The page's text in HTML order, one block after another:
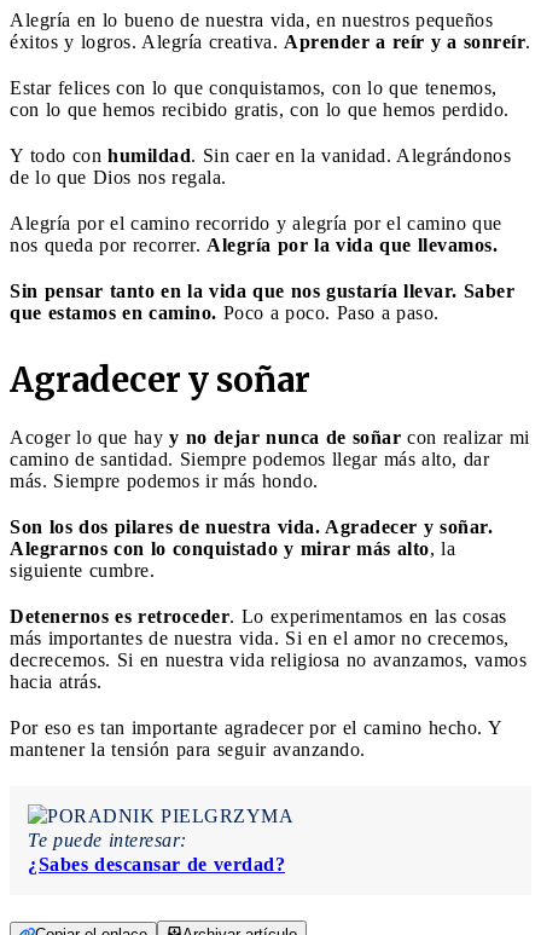
Alegría en lo bueno de nuestra vida, en nuestros pequeños
éxitos y logros. Alegría creativa. Aprender a reír y a sonreír.
Estar felices con lo que conquistamos, con lo que tenemos,
con lo que hemos recibido gratis, con lo que hemos perdido.
Y todo con humildad. Sin caer en la vanidad. Alegrándonos
de lo que Dios nos regala.
Alegría por el camino recorrido y alegría por el camino que
nos queda por recorrer. Alegría por la vida que llevamos.
Sin pensar tanto en la vida que nos gustaría llevar. Saber
que estamos en camino. Poco a poco. Paso a paso.
Agradecer y soñar
Acoger lo que hay y no dejar nunca de soñar con realizar mi
camino de santidad. Siempre podemos llegar más alto, dar
más. Siempre podemos ir más hondo.
Son los dos pilares de nuestra vida. Agradecer y soñar.
Alegrarnos con lo conquistado y mirar más alto, la
siguiente cumbre.
Detenernos es retroceder. Lo experimentamos en las cosas
más importantes de nuestra vida. Si en el amor no crecemos,
decrecemos. Si en nuestra vida religiosa no avanzamos, vamos
hacia atrás.
Por eso es tan importante agradecer por el camino hecho. Y
mantener la tensión para seguir avanzando.
Te puede interesar:
¿Sabes descansar de verdad?